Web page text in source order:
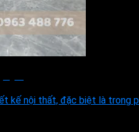
nội thất, đặc biệt là trong